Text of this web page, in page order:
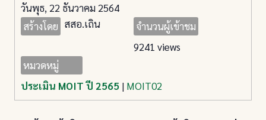
วันพุธ, 22 ธันวาคม 2564
สร้างโดย สสอ.เถิน
จำนวนผู้เข้าชม
9241 views
หมวดหมู่
ประเมิน MOIT ปี 2565 | MOIT02